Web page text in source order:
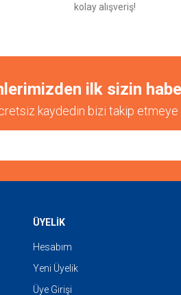
kolay alışveriş!
ilk sizin
kaydedin bizi takip etmeye
ÜYELİK
Hesabım
Yeni Üyelik
Üye Girişi